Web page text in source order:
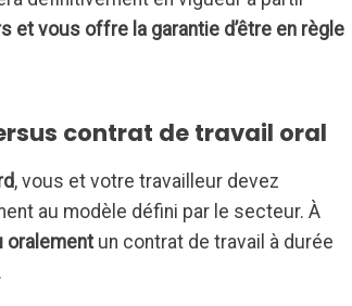
et vous offre la garantie d’être en règle
contrat de travail oral
, vous et votre travailleur devez
au modèle défini par le secteur. À
oralement un contrat de travail à durée